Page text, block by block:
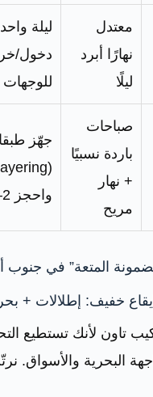
معتدل
نهارًا أبرد
ليلًا
ليلة
دخول/
للوجهات
صباحات
باردة نسبيًا
+ نهار
مريح
جهّز
واحجز 2–3 ليالٍ لنتائج أفضل
تاون لأنك تستطيع
البحرية والأسواق.